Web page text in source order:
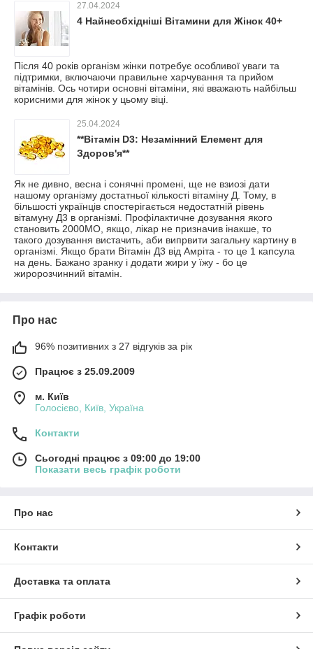
27.04.2024
4 Найнеобхідніші Вітамини для Жінок 40+
Після 40 років організм жінки потребує особливої уваги та
підтримки, включаючи правильне харчування та прийом
вітамінів. Ось чотири основні вітаміни, які вважають найбільш
корисними для жінок у цьому віці.
25.04.2024
**Вітамін D3: Незамінний Елемент для
Здоров'я**
Як не дивно, весна і сонячні промені, ще не взиозі дати
нашому організму достатньої кількості вітаміну Д. Тому, в
більшості українців спостерігається недостатній рівень
вітамуну Д3 в організмі. Профілактичне дозування якого
становить 2000МО, якщо, лікар не призначив інакше, то
такого дозування вистачить, аби випрвити загальну картину в
організмі. Якщо брати Вітамін Д3 від Амріта - то це 1 капсула
на день. Бажано зранку і додати жири у їжу - бо це
жиророзчинний вітамін.
Про нас
96% позитивних з 27 відгуків за рік
Працює з 25.09.2009
м. Київ
Голосієво, Київ, Україна
Контакти
Сьогодні працює з 09:00 до 19:00
Показати весь графік роботи
Про нас
Контакти
Доставка та оплата
Графік роботи